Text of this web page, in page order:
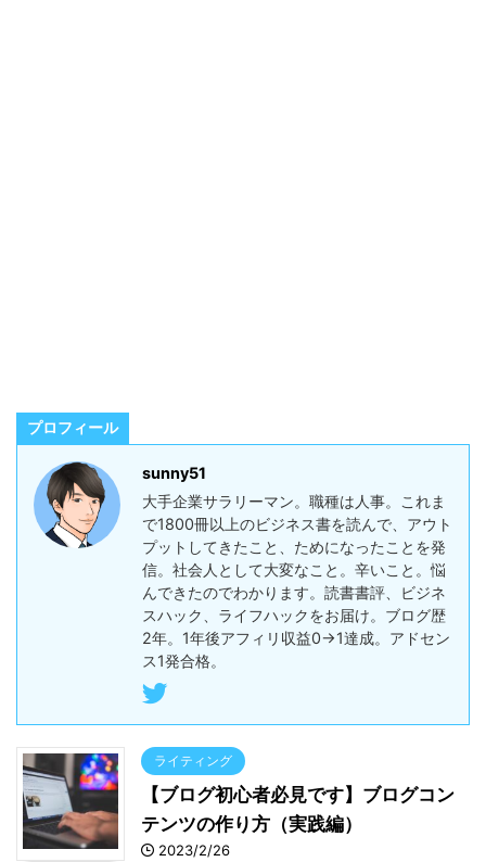
プロフィール
sunny51
大手企業サラリーマン。職種は人事。これま
で1800冊以上のビジネス書を読んで、アウト
プットしてきたこと、ためになったことを発
信。社会人として大変なこと。辛いこと。悩
んできたのでわかります。読書書評、ビジネ
スハック、ライフハックをお届け。ブログ歴
2年。1年後アフィリ収益0→1達成。アドセン
ス1発合格。
ライティング
【ブログ初心者必見です】ブログコン
テンツの作り方（実践編）
2023/2/26